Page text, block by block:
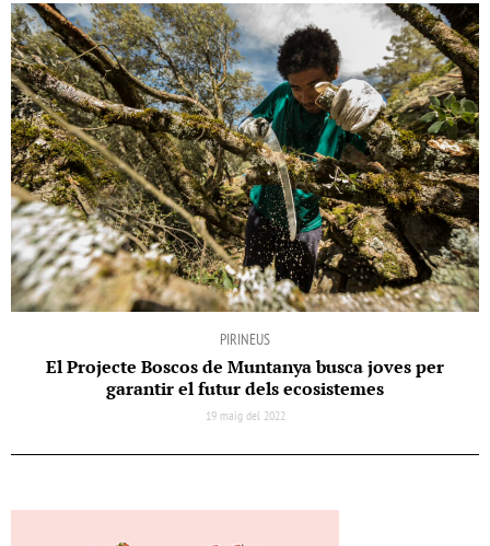
PIRINEUS
El Projecte Boscos de Muntanya busca joves per
garantir el futur dels ecosistemes
19 maig del 2022